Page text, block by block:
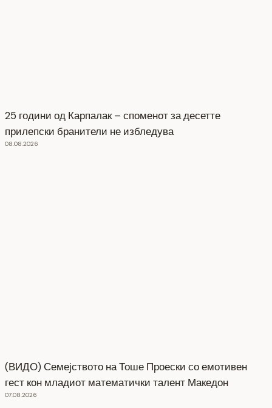
25 години од Карпалак – споменот за десетте
прилепски бранители не избледува
08.08.2026
(ВИДО) Семејството на Тоше Проески со емотивен
гест кон младиот математички талент Македон
07.08.2026